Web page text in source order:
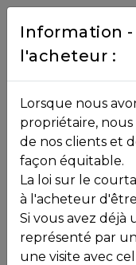
Contact
NOS
PROPRIÉTÉS
VOS
Toutes les
Vendu
, , ,
J0R 1R1
Information
l'acheteur :
Lorsque nous
propriétaire,
de nos clients et
façon équitable.
La loi sur le
à l'acheteur
Si vous avez
représenté par
une visite avec